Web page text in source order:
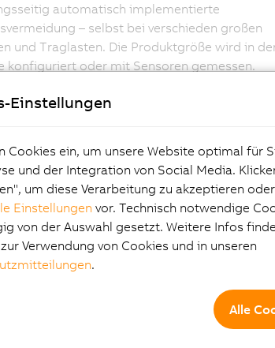
automatisch implementierte
– selbst bei verschieden großen
und Traglasten. Die Produktgröße wird in
konfiguriert oder mit Sensoren gemessen.
gesteuert und Zusammenstöße vermieden.
Service
bei Layout, Auslegung und
sowie weltweites B&R-
und Ersatzteile.
Einstellungen
Cookies ein, um unsere Website optimal für
und der Integration von Social Media.
um diese Verarbeitung zu akzeptieren
Einstellungen vor. Technisch notwendige
von der Auswahl gesetzt. Weitere Infos
Verwendung von Cookies und in unseren
.
Alle